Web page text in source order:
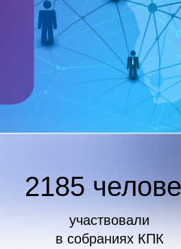
2185
участвовали
в собраниях КПК